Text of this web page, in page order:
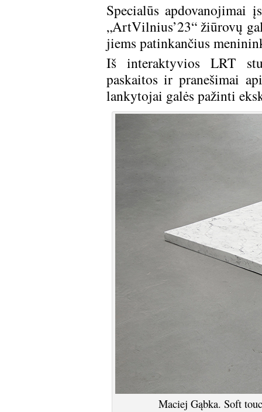
Specialūs
„ArtVilnius’23“ žiūrovų
jiems patinkančius
Iš interaktyvios LRT
paskaitos ir pranešimai
lankytojai galės pažinti
Maciej Gąbka. Soft